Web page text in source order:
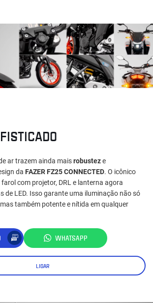
ar trazem ainda maisrobusteze
da FAZER FZ25 CONNECTED. O icônico
farol com projetor, DRL e lanterna agora
de LED. Isso garante uma iluminação não só
também potente e nítida em qualquer
WHATSAPP
LIGAR